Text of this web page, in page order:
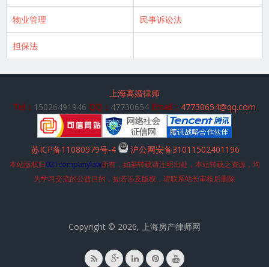
物业管理 民事诉讼法
担保法
上海离婚律师
Tel： 15026491946 QQ： 47730654 Email： 47730654@qq.com
苏ICP备11080979号-4 沪公网安备31011502401196
本站版权归021companylaw所有，如若转载请注明出处，本站转载之资源，均
为学习交流的公益目的，如若涉及版权，请联系站长审核后删除
Copyright © 2026, 上海房产律师网